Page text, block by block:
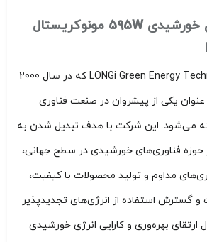
آشنایی با برند پنل خورشیدی 595W مونوکریستال
شرکت LONGi Green Energy Technology Co., Ltd که در سال 2000
یکی از پیشروان در صنعت فناوری
می‌شود. این شرکت با هدف تبدیل شدن به
حوزه فناوری‌های خورشیدی در سطح جهانی،
مداوم و تولید محصولات با کیفیت،
گسترش استفاده از انرژی‌های تجدیدپذیر
ارتقای بهره‌وری و کارایی انرژی خورشیدی